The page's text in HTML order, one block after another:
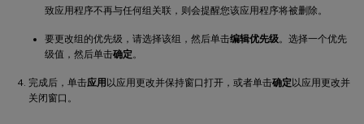
致应用程序不再与任何组关联，则会提醒您该应用程序将被删除。
要更改组的优先级，请选择该组，然后单击编辑优先级。选择一个优先
级值，然后单击确定 。
完成后，单击应用以应用更改并保持窗口打开，或者单击确定以应用更改并
关闭窗口。